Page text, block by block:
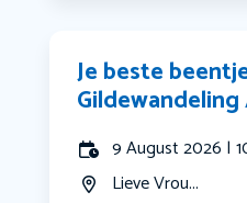
Je beste
9 August 2026 |
Lieve Vrou...